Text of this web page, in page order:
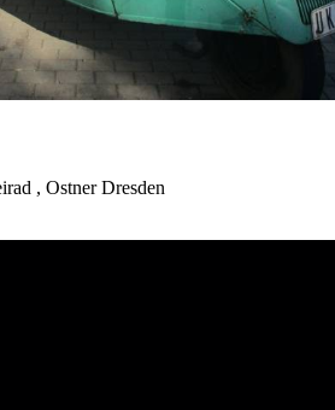
, Ostner Dresden